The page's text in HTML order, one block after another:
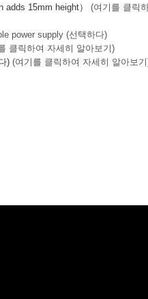
15mm height）
(여기를 클릭
power supply (선택하다)
클릭하여 자세히 알아보기)
)(여기를 클릭하여 자세히 알아보